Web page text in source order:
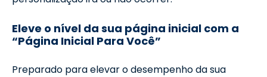
Eleve o nível da sua página inicial com a
“Página Inicial Para Você”
Preparado para elevar o desempenho da sua